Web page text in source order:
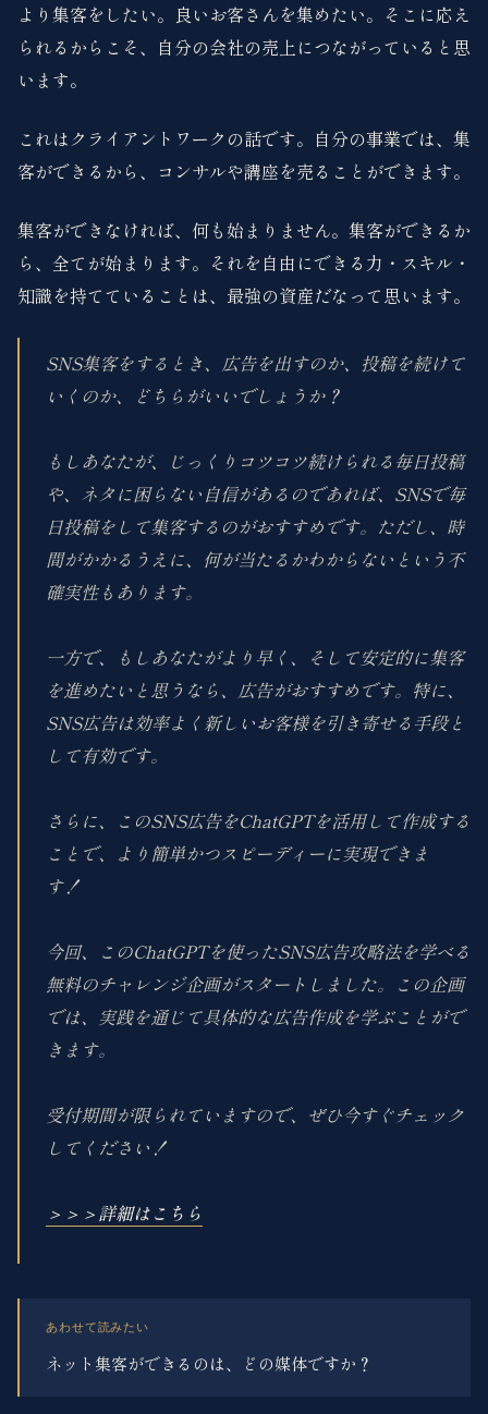
より集客をしたい。良いお客さんを集めたい。そこに応え
られるからこそ、自分の会社の売上につながっていると思
います。
これはクライアントワークの話です。自分の事業では、集
客ができるから、コンサルや講座を売ることができます。
集客ができなければ、何も始まりません。集客ができるか
ら、全てが始まります。それを自由にできる力・スキル・
知識を持てていることは、最強の資産だなって思います。
SNS集客をするとき、広告を出すのか、投稿を続けて
いくのか、どちらがいいでしょうか？
もしあなたが、じっくりコツコツ続けられる毎日投稿
や、ネタに困らない自信があるのであれば、SNSで毎
日投稿をして集客するのがおすすめです。ただし、時
間がかかるうえに、何が当たるかわからないという不
確実性もあります。
一方で、もしあなたがより早く、そして安定的に集客
を進めたいと思うなら、広告がおすすめです。特に、
SNS広告は効率よく新しいお客様を引き寄せる手段と
して有効です。
さらに、このSNS広告をChatGPTを活用して作成する
ことで、より簡単かつスピーディーに実現できま
す！
今回、このChatGPTを使ったSNS広告攻略法を学べる
無料のチャレンジ企画がスタートしました。この企画
では、実践を通じて具体的な広告作成を学ぶことがで
きます。
受付期間が限られていますので、ぜひ今すぐチェック
してください！
＞＞＞詳細はこちら
あわせて読みたい
ネット集客ができるのは、どの媒体ですか？